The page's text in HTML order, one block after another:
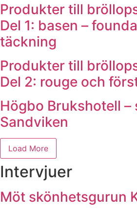
Produkter till
Del 1: basen –
täckning
Produkter till
Del 2: rouge och
Högbo Brukshotell –
Sandviken
Load More
Intervjuer
Möt skönhetsgurun